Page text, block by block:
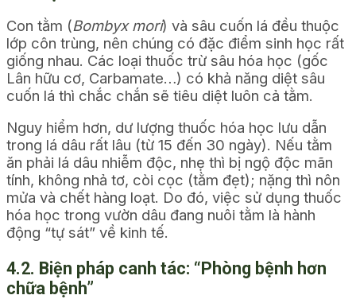
Con tằm (Bombyx mori) và sâu cuốn lá đều thuộc
lớp côn trùng, nên chúng có đặc điểm sinh học rất
giống nhau. Các loại thuốc trừ sâu hóa học (gốc
Lân hữu cơ, Carbamate…) có khả năng diệt sâu
cuốn lá thì chắc chắn sẽ tiêu diệt luôn cả tằm.
Nguy hiểm hơn, dư lượng thuốc hóa học lưu dẫn
trong lá dâu rất lâu (từ 15 đến 30 ngày). Nếu tằm
ăn phải lá dâu nhiễm độc, nhẹ thì bị ngộ độc mãn
tính, không nhả tơ, còi cọc (tằm đẹt); nặng thì nôn
mửa và chết hàng loạt. Do đó, việc sử dụng thuốc
hóa học trong vườn dâu đang nuôi tằm là hành
động “tự sát” về kinh tế.
4.2. Biện pháp canh tác: “Phòng bệnh hơn
chữa bệnh”